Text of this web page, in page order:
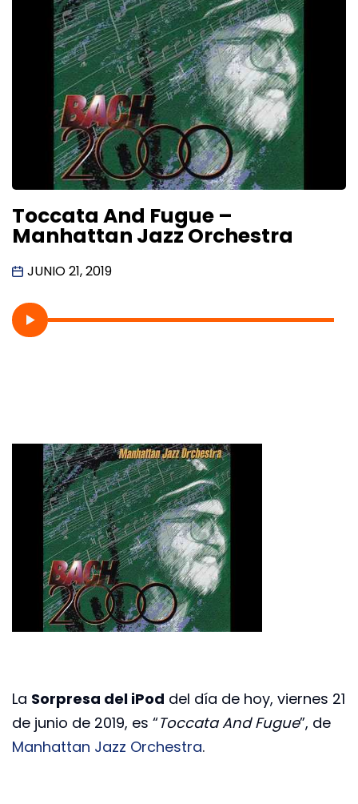
Toccata And Fugue –
Manhattan Jazz Orchestra
JUNIO 21, 2019
La Sorpresa del iPod del día de hoy, viernes 21
de junio de 2019, es “Toccata And Fugue”, de
Manhattan Jazz Orchestra.